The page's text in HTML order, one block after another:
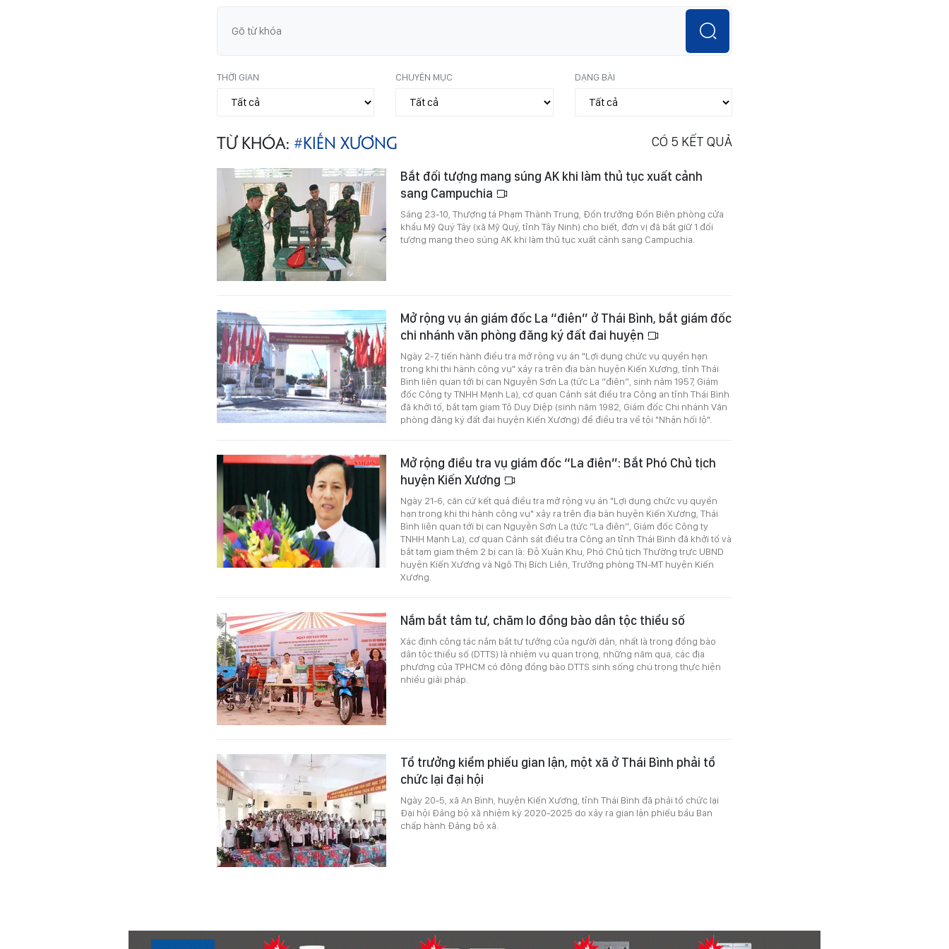
THỜI GIAN CHUYÊN MỤC DẠNG BÀI
TỪ KHÓA: #KIẾN XƯƠNG CÓ 5 KẾT QUẢ
Bắt đối tượng mang súng AK khi làm thủ tục xuất cảnh
sang Campuchia
Sáng 23-10, Thượng tá Phạm Thành Trung, Đồn trưởng Đồn Biên phòng cửa
khẩu Mỹ Quý Tây (xã Mỹ Quý, tỉnh Tây Ninh) cho biết, đơn vị đã bắt giữ 1 đối
tượng mang theo súng AK khi làm thủ tục xuất cảnh sang Campuchia.
Mở rộng vụ án giám đốc La “điên” ở Thái Bình, bắt giám đốc
chi nhánh văn phòng đăng ký đất đai huyện
Ngày 2-7, tiến hành điều tra mở rộng vụ án "Lợi dụng chức vụ quyền hạn
trong khi thi hành công vụ" xảy ra trên địa bàn huyện Kiến Xương, tỉnh Thái
Bình liên quan tới bị can Nguyễn Sơn La (tức La “điên”, sinh năm 1957, Giám
đốc Công ty TNHH Mạnh La), cơ quan Cảnh sát điều tra Công an tỉnh Thái Bình
đã khởi tố, bắt tạm giam Tô Duy Diệp (sinh năm 1982, Giám đốc Chi nhánh Văn
phòng đăng ký đất đai huyện Kiến Xương) để điều tra về tội "Nhận hối lộ".
Mở rộng điều tra vụ giám đốc “La điên”: Bắt Phó Chủ tịch
huyện Kiến Xương
Ngày 21-6, căn cứ kết quả điều tra mở rộng vụ án "Lợi dụng chức vụ quyền
hạn trong khi thi hành công vụ" xảy ra trên địa bàn huyện Kiến Xương, Thái
Bình liên quan tới bị can Nguyễn Sơn La (tức “La điên”, Giám đốc Công ty
TNHH Mạnh La), cơ quan Cảnh sát điều tra Công an tỉnh Thái Bình đã khởi tố và
bắt tạm giam thêm 2 bị can là: Đỗ Xuân Khu, Phó Chủ tịch Thường trực UBND
huyện Kiến Xương và Ngô Thị Bích Liên, Trưởng phòng TN-MT huyện Kiến
Xương.
Nắm bắt tâm tư, chăm lo đồng bào dân tộc thiểu số
Xác định công tác nắm bắt tư tưởng của người dân, nhất là trong đồng bào
dân tộc thiểu số (DTTS) là nhiệm vụ quan trọng, những năm qua, các địa
phương của TPHCM có đông đồng bào DTTS sinh sống chú trọng thực hiện
nhiều giải pháp.
Tổ trưởng kiểm phiếu gian lận, một xã ở Thái Bình phải tổ
chức lại đại hội
Ngày 20-5, xã An Bình, huyện Kiến Xương, tỉnh Thái Bình đã phải tổ chức lại
Đại hội Đảng bộ xã nhiệm kỳ 2020-2025 do xảy ra gian lận phiếu bầu Ban
chấp hành Đảng bộ xã.